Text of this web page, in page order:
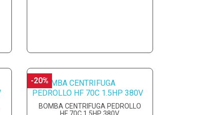
BOMBA CENTRIFUGA PEDROLLO
-20%